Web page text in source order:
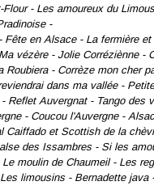
Flour - Les amoureux du
-
Fête en Alsace - La fermière
Ma vézère -Jolie Corréziènne -
Roubiera - Corrèze mon cher
dans ma vallée -
- Reflet Auvergnat - Tango des
- Coucou l'Auvergne -
Caiffado et Scottish de la
des Issambres - Si les
Le moulin de Chaumeil - Les
limousins - Bernadette java